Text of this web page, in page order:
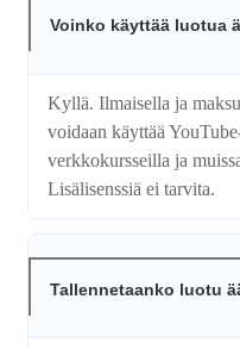
Voinko käyttää luotua
Kyllä. Ilmaisella ja
voidaan käyttää
verkkokursseilla ja
Lisälisenssiä ei tarvita.
Tallennetaanko luotu